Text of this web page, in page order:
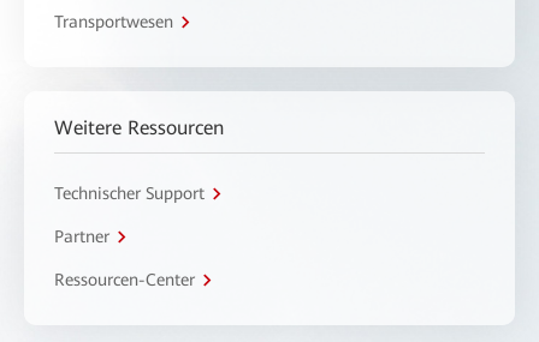
Transportwesen
Weitere Ressourcen
Technischer Support
Partner
Ressourcen-Center